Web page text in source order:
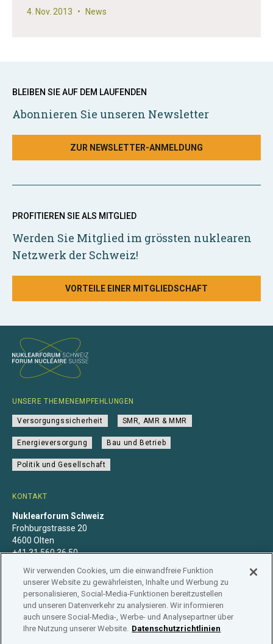
4. Nov. 2013 • News
BLEIBEN SIE AUF DEM LAUFENDEN
Abonnieren Sie unseren Newsletter
ZUR NEWSLETTER-ANMELDUNG
PROFITIEREN SIE ALS MITGLIED
Werden Sie Mitglied im grössten nuklearen
Netzwerk der Schweiz!
VORTEILE EINER MITGLIEDSCHAFT
KONTAKT
Nuklearforum Schweiz
Frohburgstrasse 20
4600 Olten
+41 31 560 36 50
UNSERE THEMENEMPFEHLUNGEN
Versorgungssicherheit SMR, AMR & MMR
Energieversorgung Bau und Betrieb
Politik und Gesellschaft
Datenschutzerklärung Impressum Mitgliedschaft
Wir verwenden Cookies, um die einwandfreie Funktion
unserer Website zu gewährleisten, Inhalte und Werbung zu
personalisieren, Social-Media-Funktionen bereitzustellen
und unseren Datenverkehr zu analysieren. Wir informieren
auch unsere Social-Media-, Werbe- und Analysepartner über
Ihre Nutzung unserer Website. Datenschutzrichtlinien